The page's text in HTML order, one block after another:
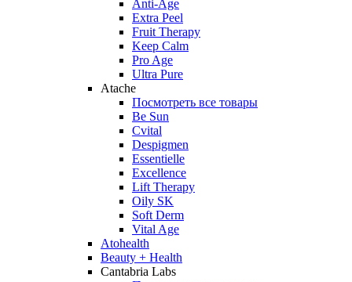
Anti‑Age
Extra Peel
Fruit Therapy
Keep Calm
Pro Age
Ultra Pure
Atache
Посмотреть все товары
Be Sun
Cvital
Despigmen
Essentielle
Excellence
Lift Therapy
Oily SK
Soft Derm
Vital Age
Atohealth
Beauty + Health
Cantabria Labs